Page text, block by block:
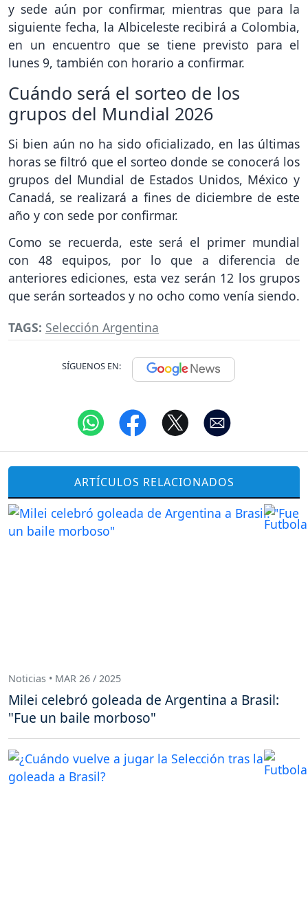
y sede aún por confirmar, mientras que para la
siguiente fecha, la Albiceleste recibirá a Colombia,
en un encuentro que se tiene previsto para el
lunes 9, también con horario a confirmar.
Cuándo será el sorteo de los
grupos del Mundial 2026
Si bien aún no ha sido oficializado, en las últimas
horas se filtró que el sorteo donde se conocerá los
grupos del Mundial de Estados Unidos, México y
Canadá, se realizará a fines de diciembre de este
año y con sede por confirmar.
Como se recuerda, este será el primer mundial
con 48 equipos, por lo que a diferencia de
anteriores ediciones, esta vez serán 12 los grupos
que serán sorteados y no ocho como venía siendo.
TAGS: Selección Argentina
SÍGUENOS EN:
ARTÍCULOS RELACIONADOS
Noticias • MAR 26 / 2025
Milei celebró goleada de Argentina a Brasil:
"Fue un baile morboso"